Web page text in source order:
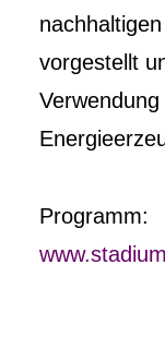
vorgestellt
Programm: